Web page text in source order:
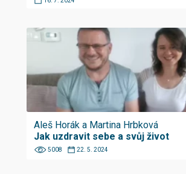
Aleš Horák a Martina Hrbková
Jak uzdravit sebe a svůj život
5008 22. 5. 2024